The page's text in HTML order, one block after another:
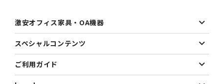
激安オフィス家具・OA機器
スペシャルコンテンツ
ご利用ガイド